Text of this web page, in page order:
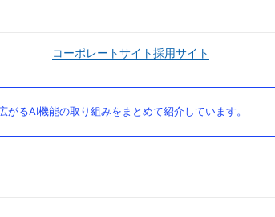
コーポレートサイト採用サイト
るAI機能の取り組みをまとめて紹介しています。